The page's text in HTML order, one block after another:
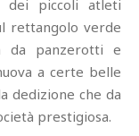
dei piccoli atleti
rettangolo verde
da panzerotti e
a certe belle
dedizione che da
prestigiosa.